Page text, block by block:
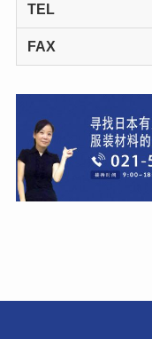
TEL
FAX